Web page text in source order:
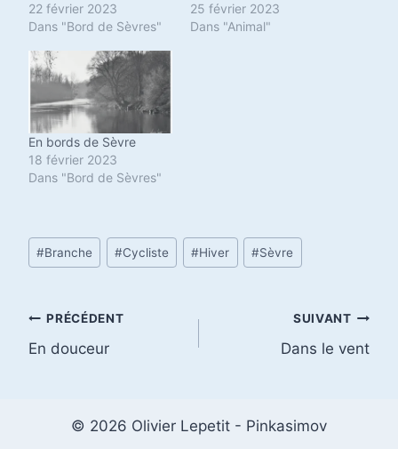
22 février 2023
Dans "Bord de Sèvres"
25 février 2023
Dans "Animal"
En bords de Sèvre
18 février 2023
Dans "Bord de Sèvres"
Étiquettes
de
publication :
#Branche #Cycliste #Hiver #Sèvre
Navigation
de
PRÉCÉDENT
En douceur
SUIVANT
Dans le vent
© 2026 Olivier Lepetit - Pinkasimov